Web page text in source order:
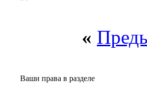
«
Ваши права в разделе